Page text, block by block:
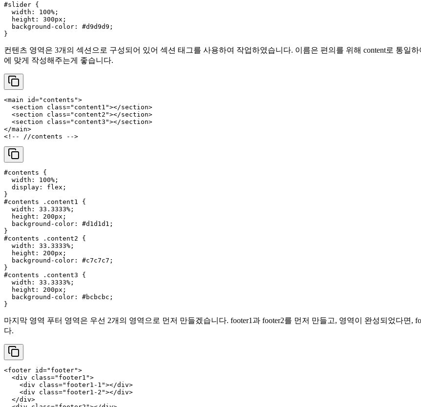
#slider {
width : 100% ;
height : 300px ;
background-color : #d9d9d9 ;
컨텐츠 영역은 3개의 섹션으로 구성되어 있어 섹션 태그를 사용하여 작업하였습니다. 이름은 편의를 위해 content로 통일
에 맞게 작성해주는게 좋습니다.
<main id="contents">
<section class="content1"></section>
<section class="content2"></section>
<section class="content3"></section>
</main>
<!-- //contents -->
#contents {
width : 100% ;
display : flex;
#contents
.content1
{
width : 33.3333% ;
height : 200px ;
background-color : #d1d1d1 ;
#contents
.content2 {
width : 33.3333% ;
height : 200px ;
background-color : #c7c7c7 ;
#contents
.content3 {
width : 33.3333% ;
height : 200px ;
background-color : #bcbcbc ;
마지막 영역 푸터 영역은 우선 2개의 영역으로 먼저 만들겠습니다. footer1과 footer2를 먼저 만들고, 영역이 완성되었다면,
다.
<footer id="footer">
<div class="footer1">
<div class="footer1-1"></div>
<div class="footer1-2"></div>
</div>